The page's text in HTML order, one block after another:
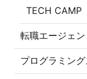
TECH CAMP
転職エージェ
プログラミン